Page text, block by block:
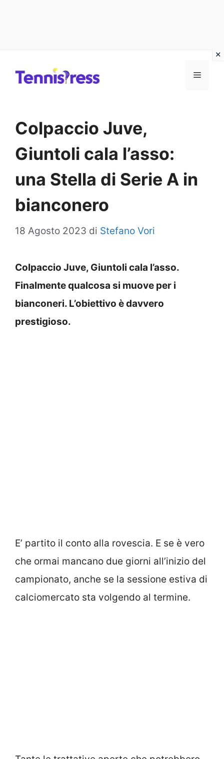
MENU
Colpaccio Juve,
Giuntoli cala l’asso:
una Stella di Serie A in
bianconero
18 Agosto 2023 di Stefano Vori
Colpaccio Juve, Giuntoli cala l’asso.
Finalmente qualcosa si muove per i
bianconeri. L’obiettivo è davvero
prestigioso.
E’ partito il conto alla rovescia. E se è vero
che ormai mancano due giorni all’inizio del
campionato, anche se la sessione estiva di
calciomercato sta volgendo al termine.